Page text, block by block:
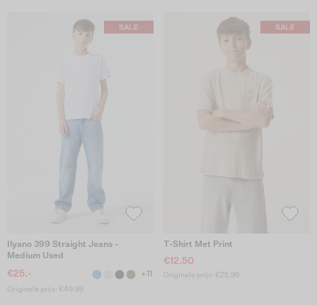
Ilyano 399 Straight Jeans -
Medium Used
€25.- +11
Originele prijs: €49.99
T-Shirt Met Print
€12.50
Originele prijs: €25.99